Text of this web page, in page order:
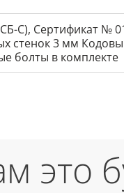
С), Сертификат №
3 мм
болты в комплекте
это